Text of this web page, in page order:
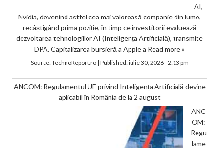
AI,
Nvidia, devenind astfel cea mai valoroasă companie din lume,
recâștigând prima poziție, în timp ce investitorii evaluează
dezvoltarea tehnologiilor AI (Inteligența Artificială), transmite
DPA. Capitalizarea bursieră a Apple a Read more »
Source:TechnoReport.ro| Published:iulie 30, 2026 - 2:13 pm
ANCOM: Regulamentul UE privind Inteligența Artificială devine
aplicabil în România de la 2 august
ANC
OM:
Regu
lame